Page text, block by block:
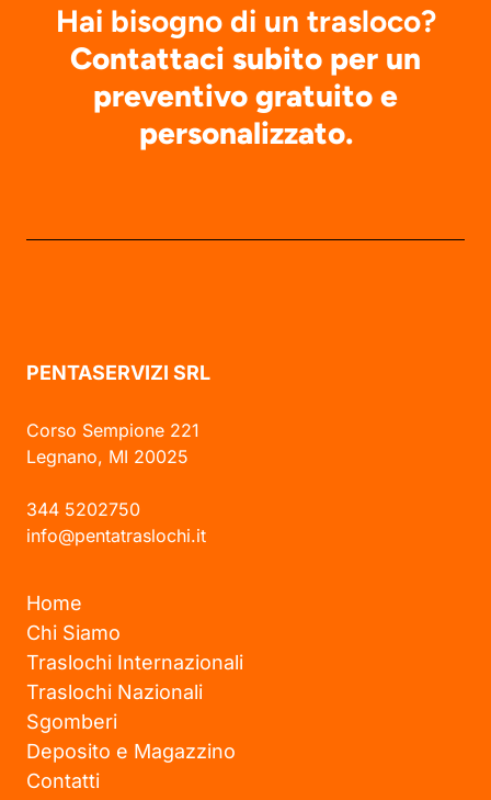
Hai bisogno di un trasloco?
Contattaci subito per un
preventivo gratuito e
personalizzato.
PENTASERVIZI SRL
Corso Sempione 221
Legnano, MI 20025
344 5202750
info@pentatraslochi.it
Home
Chi Siamo
Traslochi Internazionali
Traslochi Nazionali
Sgomberi
Deposito e Magazzino
Contatti